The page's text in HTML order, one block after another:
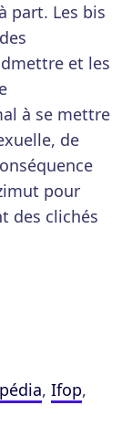
part. Les bis
et les
à se mettre
de
pour
des clichés
, Ifop,